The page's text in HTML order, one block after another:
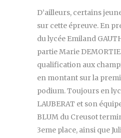
D’ailleurs, certains
sur cette épreuve. En
du lycée Emiland
partie Marie
qualification aux
en montant sur la
podium. Toujours en
LAUBERAT et son
BLUM du Creusot
3eme place, ainsi que